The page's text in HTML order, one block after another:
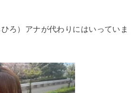
ろ）アナが代わりにはいっていま